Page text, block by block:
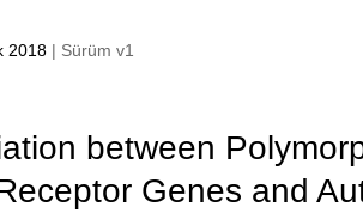
2018 | Sürüm v1
between
Genes and